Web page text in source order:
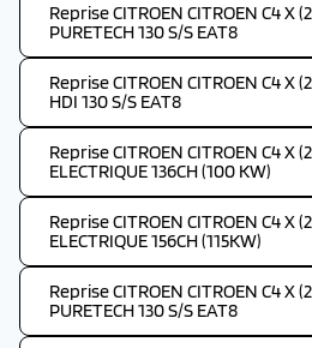
Reprise CITROEN CITROEN C4 X
PURETECH 130 S/S EAT8
Reprise CITROEN CITROEN C4 X
HDI 130 S/S EAT8
Reprise CITROEN CITROEN C4 X
ELECTRIQUE 136CH (100 KW)
Reprise CITROEN CITROEN C4 X
ELECTRIQUE 156CH (115KW)
Reprise CITROEN CITROEN C4 X
PURETECH 130 S/S EAT8